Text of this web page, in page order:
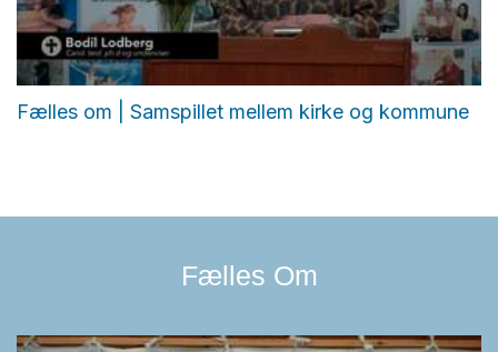
Fælles om | Samspillet mellem kirke og kommune
Fælles Om